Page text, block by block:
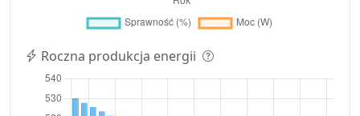
Roczna produkcja energii